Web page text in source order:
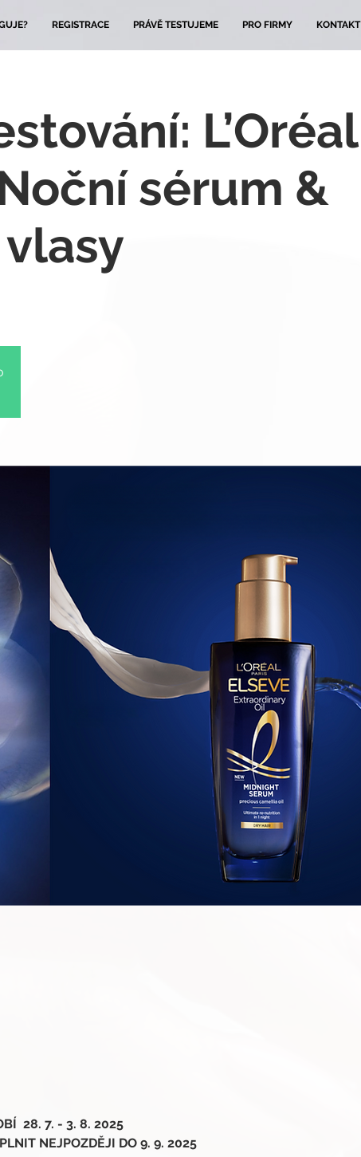
REGISTRACE PRÁVĚ TESTUJEME PRO FIRMY KONTAKT
L’Oréal
sérum &
28. 7. - 3. 8. 2025
NEJPOZDĚJI DO 9. 9. 2025